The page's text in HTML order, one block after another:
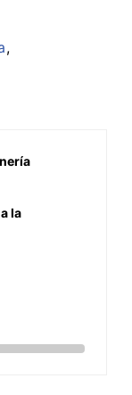
la